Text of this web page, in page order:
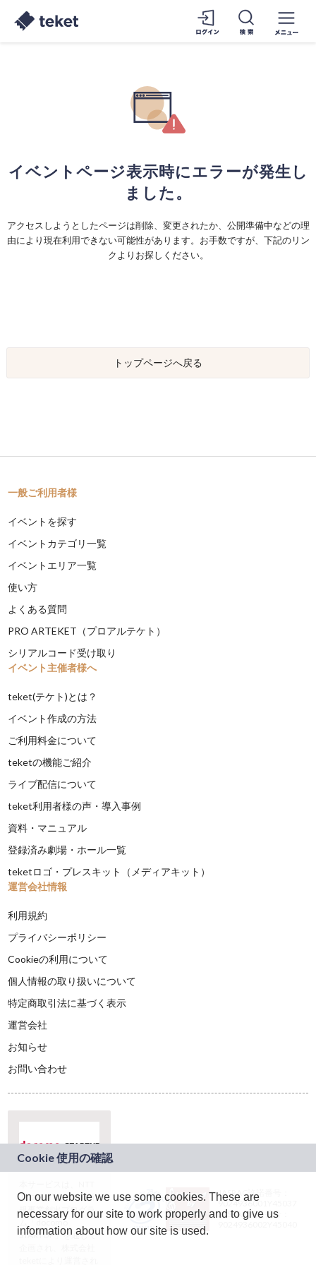
イベントページ表示時にエラーが発生し
ました。
アクセスしようとしたページは削除、変更されたか、公開準備中などの理
由により現在利用できない可能性があります。お手数ですが、下記のリン
クよりお探しください。
トップページへ戻る
一般ご利用者様
イベントを探す
イベントカテゴリ一覧
イベントエリア一覧
使い方
よくある質問
PRO ARTEKET（プロアルテケト）
シリアルコード受け取り
イベント主催者様へ
teket(テケト)とは？
イベント作成の方法
ご利用料金について
teketの機能ご紹介
ライブ配信について
teket利用者様の声・導入事例
資料・マニュアル
登録済み劇場・ホール一覧
teketロゴ・プレスキット（メディアキット）
運営会社情報
利用規約
プライバシーポリシー
Cookieの利用について
個人情報の取り扱いについて
特定商取引法に基づく表示
運営会社
お知らせ
お問い合わせ
ドコモグループの新
規事業創出プログラ
ム「docomo
STARTUP」を通じて
JASRAC許諾番号：
9024936001Y45037
JASRAC許諾番号：
On our website we use some cookies. These are
necessary for our site to work properly and to give us
information about how our site is used.